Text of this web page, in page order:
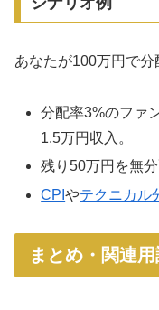
あなたが100万円で分
分配率3%のファ
1.5万円収入。
残り50万円を無
CPIやテクニカル
まとめ・関連